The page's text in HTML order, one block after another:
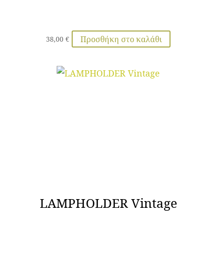
38,00€ Προσθήκη στο καλάθι
LAMPHOLDER Vintage